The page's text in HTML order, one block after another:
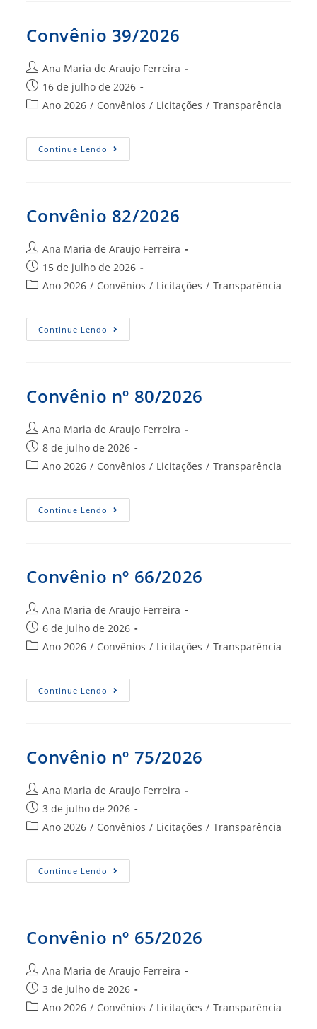
Convênio 39/2026
Autor
do
post:
Ana Maria de Araujo Ferreira
Post
publicado:
16 de julho de 2026
Categoria
post:
Ano 2026 / Convênios / Licitações / Transparência
Continue Lendo Convênio
39/2026
Convênio 82/2026
Autor
do
post:
Ana Maria de Araujo Ferreira
Post
publicado:
15 de julho de 2026
Categoria
post:
Ano 2026 / Convênios / Licitações / Transparência
Continue Lendo Convênio
82/2026
Convênio nº 80/2026
Autor
do
post:
Ana Maria de Araujo Ferreira
Post
publicado:
8 de julho de 2026
Categoria
post:
Ano 2026 / Convênios / Licitações / Transparência
Continue Lendo Convênio
Nº
Convênio nº 66/2026
Autor
do
post:
Ana Maria de Araujo Ferreira
Post
publicado:
6 de julho de 2026
Categoria
post:
Ano 2026 / Convênios / Licitações / Transparência
Continue Lendo Convênio
Nº
Convênio nº 75/2026
Autor
do
post:
Ana Maria de Araujo Ferreira
Post
publicado:
3 de julho de 2026
Categoria
post:
Ano 2026 / Convênios / Licitações / Transparência
Continue Lendo Convênio
Nº
Convênio nº 65/2026
Autor
do
post:
Ana Maria de Araujo Ferreira
Post
publicado:
3 de julho de 2026
Categoria
Ano 2026 / Convênios / Licitações / Transparência